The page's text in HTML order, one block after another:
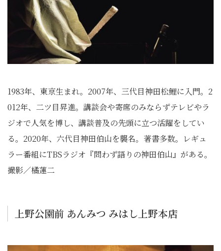
1983年、東京生まれ。2007年、三代目神田松鯉に入門。2
012年、二ツ目昇進。講談会や寄席のみならずテレビやラ
ジオで人気を博し、講談普及の先頭に立つ活躍をしてい
る。2020年、六代目神田伯山を襲名。著書多数。レギュ
ラー番組にTBSラジオ『問わず語りの神田伯山』がある。
撮影／橘蓮二
上野公園前 あんみつ みはし上野本店